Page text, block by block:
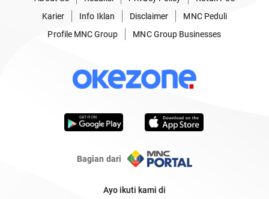
Karier
Info Iklan Disclaimer
MNC Peduli
Profile MNC Group
MNC Group Businesses
Bagian dari
Ayo ikuti kami di